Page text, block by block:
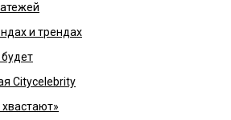
и трендах
Cityсelebrity